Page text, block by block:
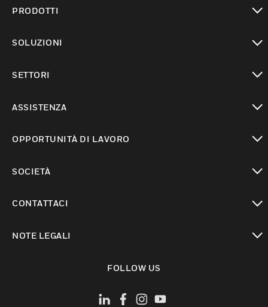
PRODOTTI
SOLUZIONI
SETTORI
ASSISTENZA
OPPORTUNITÀ DI LAVORO
SOCIETÀ
CONTATTACI
NOTE LEGALI
FOLLOW US